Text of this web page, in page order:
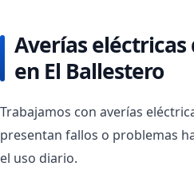
Averías
en El Ballestero
Trabajamos con averías
presentan fallos o problemas
el uso diario.